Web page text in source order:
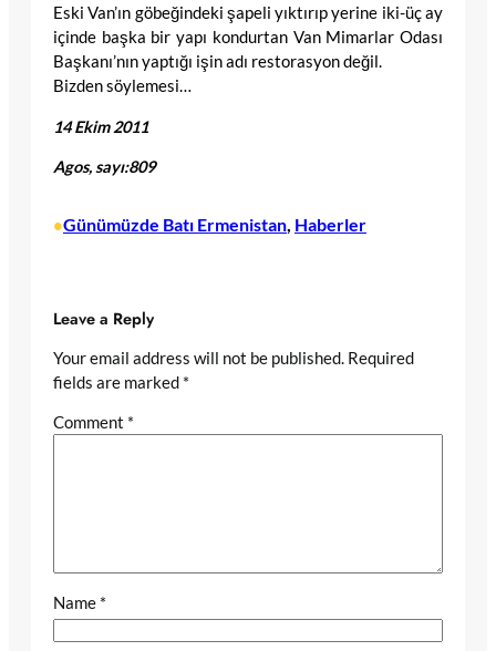
Eski Van’ın göbeğindeki şapeli yıktırıp yerine iki-üç ay
içinde başka bir yapı kondurtan Van Mimarlar Odası
Başkanı’nın yaptığı işin adı restorasyon değil.
Bizden söylemesi…
14 Ekim 2011
Agos, sayı:809
•Günümüzde Batı Ermenistan, Haberler
Leave a Reply
Your email address will not be published. Required
fields are marked *
Comment *
Name *